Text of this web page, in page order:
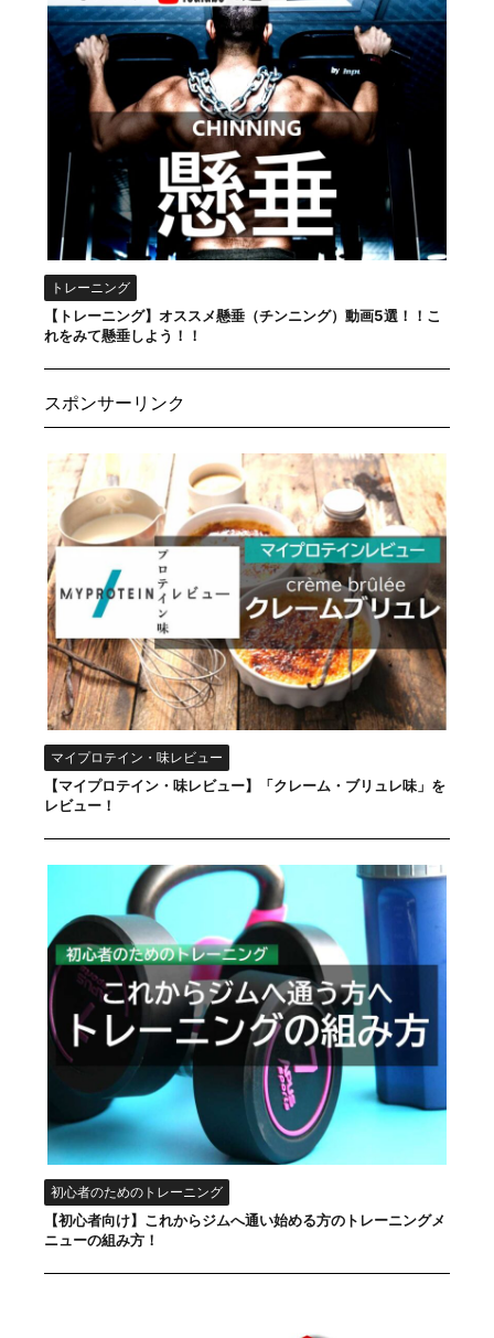
トレーニング
【トレーニング】オススメ懸垂（チンニング）動画5選！！こ
れをみて懸垂しよう！！
スポンサーリンク
マイプロテイン・味レビュー
【マイプロテイン・味レビュー】「クレーム・ブリュレ味」を
レビュー！
初心者のためのトレーニング
【初心者向け】これからジムへ通い始める方のトレーニングメ
ニューの組み方！